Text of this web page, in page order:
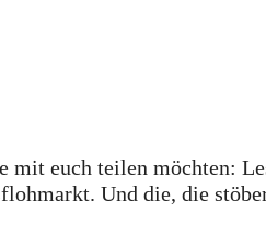
mit euch teilen möchten:
Und die, die